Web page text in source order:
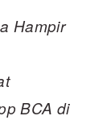
Hampir
BCA di